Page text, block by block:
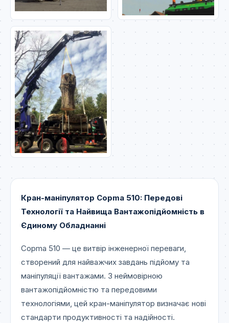
Кран-маніпулятор Copma 510: Передові
Технології та Найвища Вантажопідйомність в
Єдиному Обладнанні
Copma 510 — це витвір інженерної переваги,
створений для найважчих завдань підйому та
маніпуляції вантажами. З неймовірною
вантажопідйомністю та передовими
технологіями, цей кран-маніпулятор визначає нові
стандарти продуктивності та надійності.